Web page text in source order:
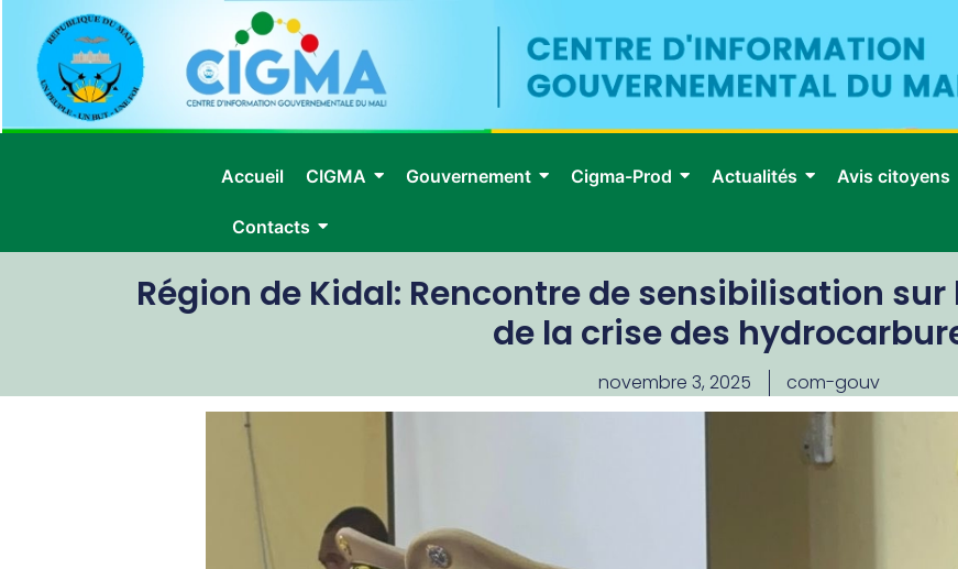
Accueil CIGMA Gouvernement Cigma-Prod Actualités Avis citoyens
Contacts
Région de Kidal: Rencontre de sensibilisation
de la crise des
novembre 3, 2025 com-gouv